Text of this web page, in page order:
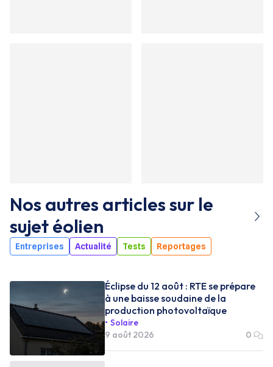
Nos autres articles sur le
sujetéolien
Entreprises Actualité Tests Reportages
Éclipse du 12 août : RTE se prépare
à une baisse soudaine de la
production photovoltaïque
Solaire
9 août 2026
0